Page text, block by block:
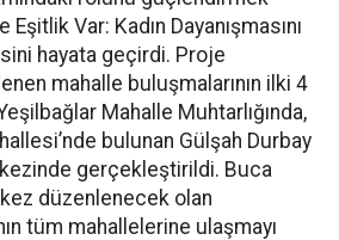
Eşitlik Var: Kadın Dayanışmasını
hayata geçirdi. Proje
mahalle buluşmalarının ilki 4
Mahalle Muhtarlığında,
bulunan Gülşah Durbay
gerçekleştirildi. Buca
düzenlenecek olan
tüm mahallelerine ulaşmayı